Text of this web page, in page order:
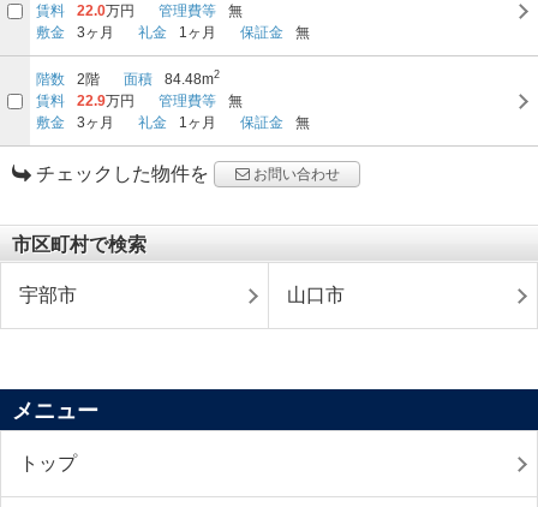
賃料 22.0万円 管理費等
無
敷金
3ヶ月 礼金 1ヶ月 保証金 無
階数 2階 面積 84.48m2
賃料 22.9万円 管理費等
無
敷金
3ヶ月 礼金 1ヶ月 保証金 無
チェックした物件を お問い合わせ
市区町村で検索
宇部市 山口市
メニュー
トップ